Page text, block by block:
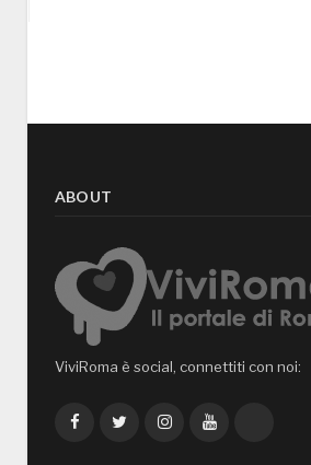
ABOUT
ViviRoma è social, connettiti con noi:
FacebookTwitterInstagramYouTube